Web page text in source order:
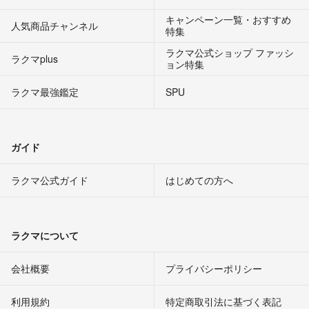
人気商品チャンネル
キャンペーン一覧・おすすめ
特集
ラクマplus
ラクマ公式ショップ ファッシ
ョン特集
ラクマ最強鑑定
SPU
ガイド
ラクマ公式ガイド はじめての方へ
ラクマについて
会社概要 プライバシーポリシー
利用規約 特定商取引法に基づく表記